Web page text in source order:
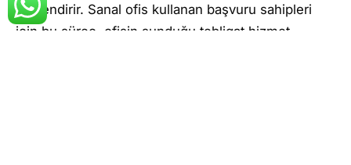
yönlendirir. Sanal ofis kullanan başvuru sahipleri
için bu süreç, ofisin sunduğu tebligat hizmet